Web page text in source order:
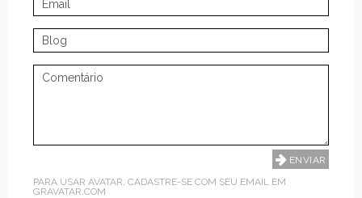
PARA USAR AVATAR, CADASTRE-SE COM SEU EMAIL EM
GRAVATAR.COM